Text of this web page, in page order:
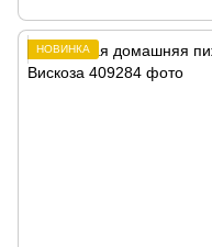
НОВИНКА